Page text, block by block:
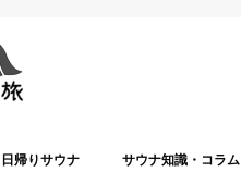
日帰りサウナ サウナ知識・コラム